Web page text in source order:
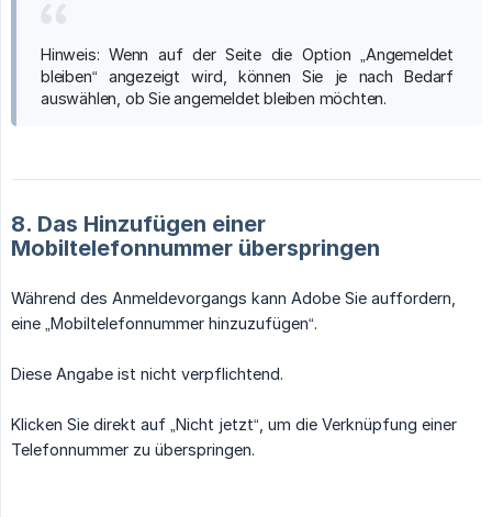
Hinweis: Wenn auf der Seite die Option „Angemeldet
bleiben“ angezeigt wird, können Sie je nach Bedarf
auswählen, ob Sie angemeldet bleiben möchten.
8. Das Hinzufügen einer
Mobiltelefonnummer überspringen
Während des Anmeldevorgangs kann Adobe Sie auffordern,
eine „Mobiltelefonnummer hinzuzufügen“.
Diese Angabe ist nicht verpflichtend.
Klicken Sie direkt auf „Nicht jetzt“, um die Verknüpfung einer
Telefonnummer zu überspringen.